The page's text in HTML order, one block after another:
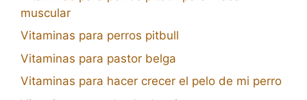
muscular
Vitaminas para perros pitbull
Vitaminas para pastor belga
Vitaminas para hacer crecer el pelo de mi perro